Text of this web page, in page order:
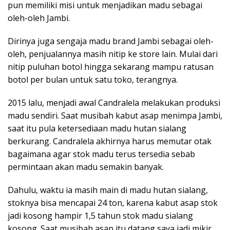
pun memiliki misi untuk menjadikan madu sebagai
oleh-oleh Jambi.
Dirinya juga sengaja madu brand Jambi sebagai oleh-
oleh, penjualannya masih nitip ke store lain. Mulai dari
nitip puluhan botol hingga sekarang mampu ratusan
botol per bulan untuk satu toko, terangnya.
2015 lalu, menjadi awal Candralela melakukan produksi
madu sendiri. Saat musibah kabut asap menimpa Jambi,
saat itu pula ketersediaan madu hutan sialang
berkurang. Candralela akhirnya harus memutar otak
bagaimana agar stok madu terus tersedia sebab
permintaan akan madu semakin banyak.
Dahulu, waktu ia masih main di madu hutan sialang,
stoknya bisa mencapai 24 ton, karena kabut asap stok
jadi kosong hampir 1,5 tahun stok madu sialang